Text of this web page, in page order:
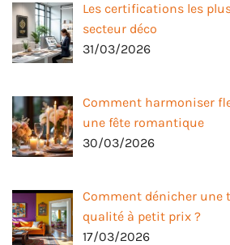
Les certifications les
secteur déco
31/03/2026
Comment harmoniser
une fête romantique
30/03/2026
Comment dénicher une
qualité à petit prix ?
17/03/2026